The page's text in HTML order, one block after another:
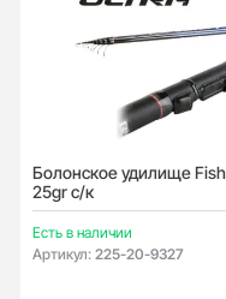
Болонское удилище
25gr с/к
Есть в наличии
Артикул: 225-20-9327